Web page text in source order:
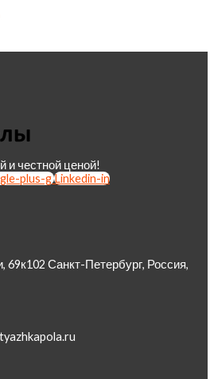
и честной ценой!
plus-gLinkedin-in
Санкт-Петербург, Россия,